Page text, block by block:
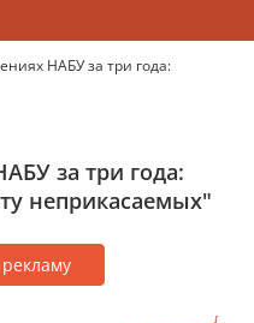
НАБУ за три года:
за три года:
неприкасаемых"